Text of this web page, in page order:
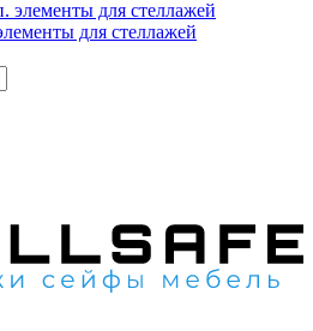
для стеллажей